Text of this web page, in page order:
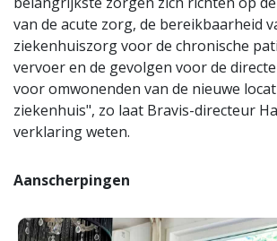
van de acute zorg, de bereikbaarheid
ziekenhuiszorg voor de chronische
vervoer en de gevolgen voor de
voor omwonenden van de nieuwe
ziekenhuis", zo laat Bravis-directeur
verklaring weten.
Aanscherpingen